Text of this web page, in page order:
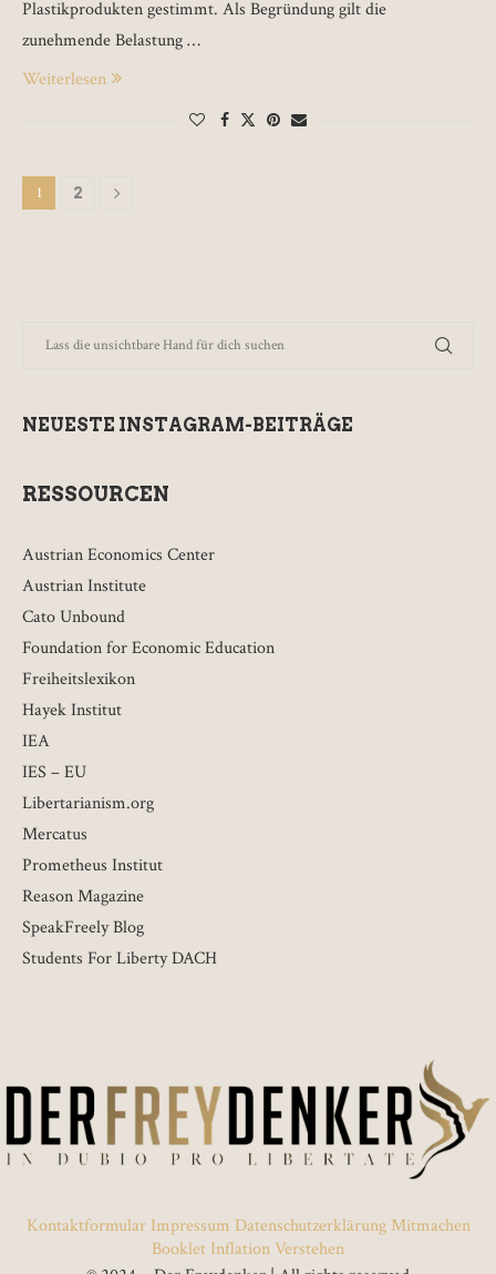
Plastikprodukten gestimmt. Als Begründung gilt die
zunehmende Belastung …
Weiterlesen
1 2
NEUESTE INSTAGRAM-BEITRÄGE
RESSOURCEN
Austrian Economics Center
Austrian Institute
Cato Unbound
Foundation for Economic Education
Freiheitslexikon
Hayek Institut
IEA
IES – EU
Libertarianism.org
Mercatus
Prometheus Institut
Reason Magazine
SpeakFreely Blog
Students For Liberty DACH
Kontaktformular Impressum Datenschutzerklärung Mitmachen
Booklet Inflation Verstehen